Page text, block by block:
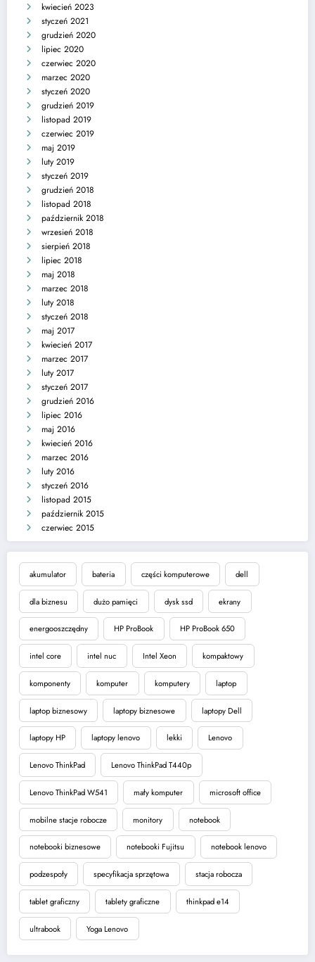
kwiecień 2023
styczeń 2021
grudzień 2020
lipiec 2020
czerwiec 2020
marzec 2020
styczeń 2020
grudzień 2019
listopad 2019
czerwiec 2019
maj 2019
luty 2019
styczeń 2019
grudzień 2018
listopad 2018
październik 2018
wrzesień 2018
sierpień 2018
lipiec 2018
maj 2018
marzec 2018
luty 2018
styczeń 2018
maj 2017
kwiecień 2017
marzec 2017
luty 2017
styczeń 2017
grudzień 2016
lipiec 2016
maj 2016
kwiecień 2016
marzec 2016
luty 2016
styczeń 2016
listopad 2015
październik 2015
czerwiec 2015
akumulator bateria części komputerowe dell
dla biznesu dużo pamięci dysk ssd ekrany
energooszczędny HP ProBook HP ProBook 650
intel core intel nuc Intel Xeon kompaktowy
komponenty komputer komputery laptop
laptop biznesowy laptopy biznesowe laptopy Dell
laptopy HP laptopy lenovo lekki Lenovo
Lenovo ThinkPad Lenovo ThinkPad T440p
Lenovo ThinkPad W541 mały komputer microsoft office
mobilne stacje robocze monitory notebook
notebooki biznesowe notebooki Fujitsu notebook lenovo
podzespoły specyfikacja sprzętowa stacja robocza
tablet graficzny tablety graficzne thinkpad e14
ultrabook Yoga Lenovo